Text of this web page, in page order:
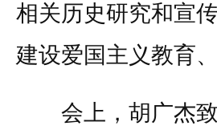
相关历史研究和宣
建设爱国主义教育
会上，胡广杰致